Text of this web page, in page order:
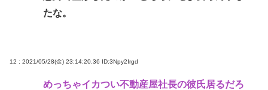
たな。
12 : 2021/05/28(金) 23:14:20.36 ID:3Npy2Irgd
めっちゃイカつい不動産屋社長の彼氏居るだろ